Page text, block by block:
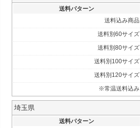
送料パターン
送料込み商品
送料別60サイズ
送料別80サイズ
送料別100サイズ
送料別120サイズ
※常温送料込み
埼玉県
送料パターン